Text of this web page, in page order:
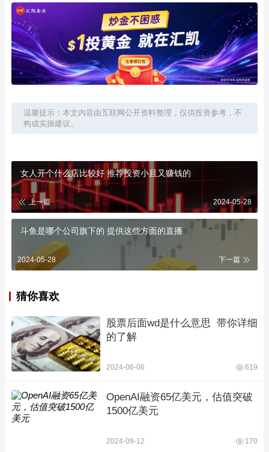
温馨提示：本文内容由互联网公开资料整理，仅供投资参考，不
构成实操建议。
女人开个什么店比较好 推荐投资小且又赚钱的
上一篇 2024-05-28
斗鱼是哪个公司旗下的 提供这些方面的直播
2024-05-28 下一篇
猜你喜欢
股票后面wd是什么意思  带你详细
的了解
2024-06-06 619
OpenAI融资65亿美元，估值突破
1500亿美元
2024-09-12 170